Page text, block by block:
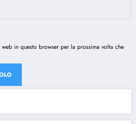
in questo browser per la prossima volta che